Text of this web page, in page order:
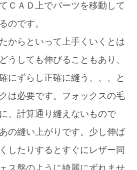
ＣＡＤ上でパーツを移動して
のです。
からといって上手くいくとは
うしても伸びることもあり、
にずらし正確に縫う、、、と
は必要です。フォックスの毛
、計算通り縫えないもので
の縫い上がりです。少し伸ば
したりするとすぐにレザー同